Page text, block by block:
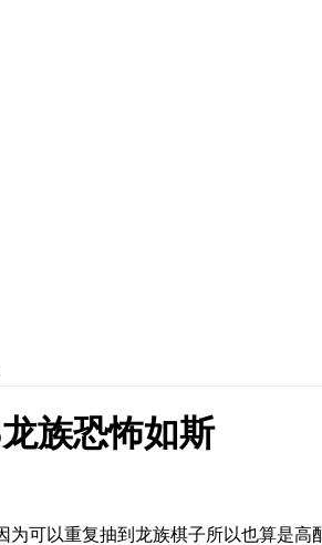
族恐怖如斯
可以重复抽到龙族棋子所以也算是高